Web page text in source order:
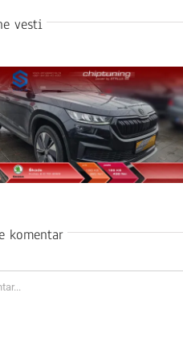
vesti
Škoda Kodiaq 2.0 TDI 2023 Chiptuning
komentar